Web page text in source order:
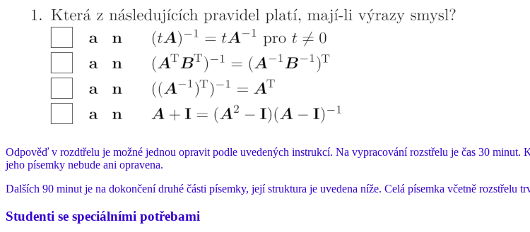
Odpověď v rozdtřelu je možné jednou opravit podle uvedených instrukcí. Na vypracování rozstřelu je čas 30 minut.
jeho písemky nebude ani opravena.
Dalších 90 minut je na dokončení druhé části písemky, její struktura je uvedena níže. Celá písemka včetně rozstřelu
Studenti se speciálními potřebami